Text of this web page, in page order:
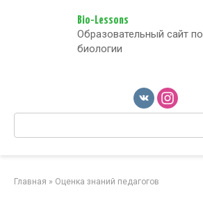
Bio-Lessons
Образовательный сайт по
биологии
Поиск:
Главная » Оценка знаний педагогов